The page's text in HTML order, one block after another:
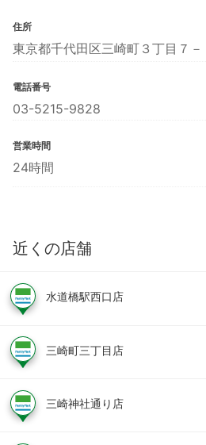
住所
東京都千代田区三崎町３丁目７
電話番号
03-5215-9828
営業時間
24時間
近くの店舗
水道橋駅西口店
三崎町三丁目店
三崎神社通り店